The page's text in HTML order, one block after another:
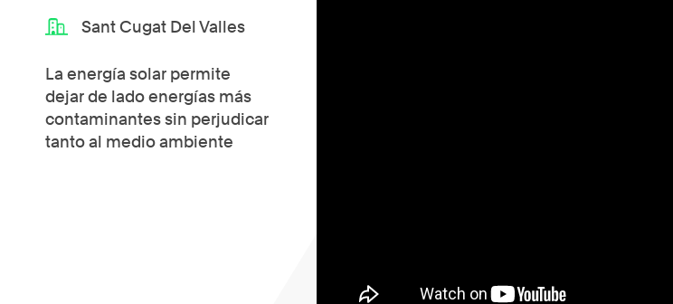
Sant Cugat Del Valles
La energía solar permite
dejar de lado energías más
contaminantes sin perjudicar
tanto al medio ambiente